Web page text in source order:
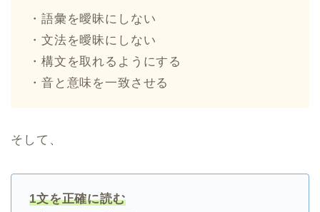
・語彙を曖昧にしない
・文法を曖昧にしない
・構文を取れるようにする
・音と意味を一致させる
そして、
1文を正確に読む